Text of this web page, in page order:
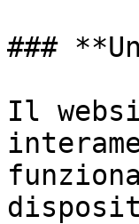
###
Il